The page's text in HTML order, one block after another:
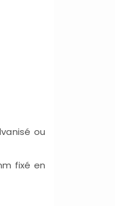
ou
fixé en